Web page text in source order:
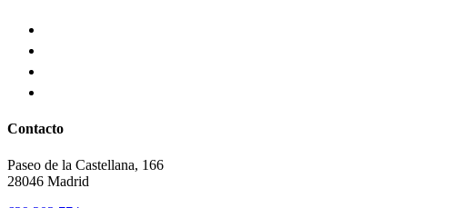
Contacto
Paseo de la Castellana, 166
28046 Madrid